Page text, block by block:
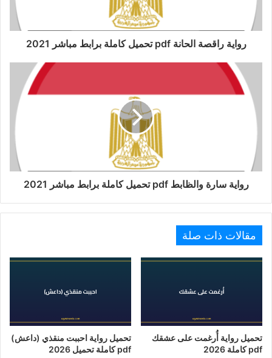
رواية راقصة الحانة pdf تحميل كاملة برابط مباشر 2021
رواية سارة والظابط pdf تحميل كاملة برابط مباشر 2021
مقالات ذات صلة
تحميل رواية أُرغمت على عشقك
pdf كاملة 2026
تحميل رواية احببت منقذي (داعش)
pdf كاملة تحميل 2026